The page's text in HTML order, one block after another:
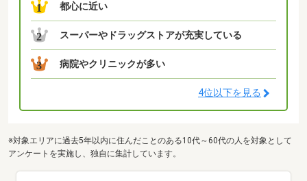
1 都心に近い
2 スーパーやドラッグストアが充実している
3 病院やクリニックが多い
4位以下を見る
※対象エリアに過去5年以内に住んだことのある10代～60代の人を対象として
アンケートを実施し、独自に集計しています。